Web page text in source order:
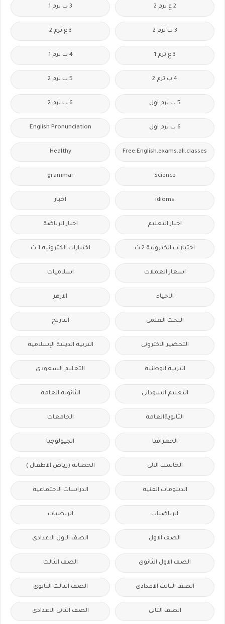
2 ع ترم 2 3 ب ترم 1
3 ب ترم 2 3 ع ترم 2
3 ع ترم 1 4 ب ترم 1
4 ب ترم 2 5 ب ترم 2
5 ب ترم اول 6 ب ترم 2
6 ب ترم اول English Pronunciation
Free.English.exams.all.classes
Healthy
Science
grammar
idioms اخبار
اخبار التعليم اخبار الرياضة
اختبارات الكترونية 2 ث اختبارات الكترونيه 1 ث
اسعار العملات اسلاميات
الاحياء الازهر
البحث العلمى التاريخ
التحضير الاكترونى التربية الدينية الإسلامية
التربية الوطنية التعليم السعودى
التعليم السودانى الثانوية العامة
الثانويةالعامة الجامعات
الجغرافيا الجيولوجيا
الحاسب الالى الحضانة (رياض الاطفال )
الدبلومات الفنية الدراسات الاجتماعية
الرياضيات الريضيات
الصف الاول الصف الاول الاعدادى
الصف الاول الثانوى الصف الثالث
الصف الثالث الاعدادى الصف الثالث الثانوى
الصف الثانى الصف الثانى الاعدادى